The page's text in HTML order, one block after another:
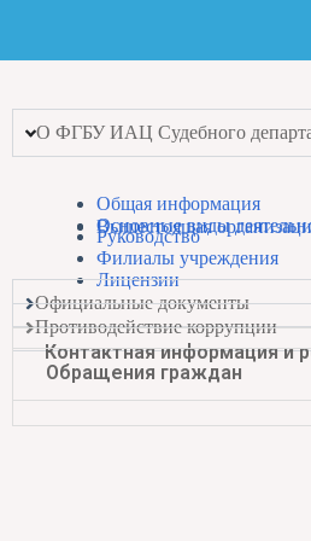
О ФГБУ ИАЦ Судебного
Общая информация
Основные виды
Вышестоящая
Руководство
Филиалы учреждения
Лицензии
Официальные документы
Противодействие коррупции
Контактная информация и
Обращения граждан